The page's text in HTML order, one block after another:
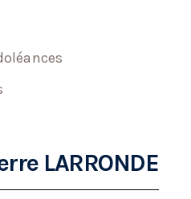
LARRONDE